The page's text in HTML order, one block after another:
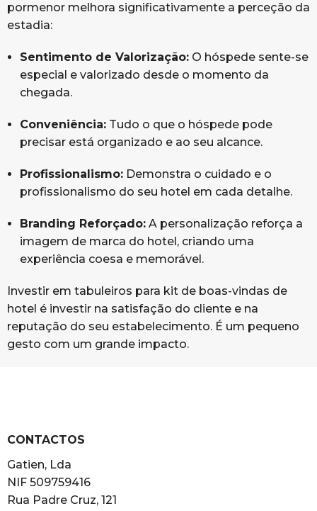
pormenor melhora significativamente a perceção da
estadia:
Sentimento de Valorização:O hóspede sente-se
especial e valorizado desde o momento da
chegada.
Conveniência:Tudo o que o hóspede pode
precisar está organizado e ao seu alcance.
Profissionalismo:Demonstra o cuidado e o
profissionalismo do seu hotel em cada detalhe.
Branding Reforçado:A personalização reforça a
imagem de marca do hotel, criando uma
experiência coesa e memorável.
Investir em tabuleiros para kit de boas-vindas de
hotel é investir na satisfação do cliente e na
reputação do seu estabelecimento. É um pequeno
gesto com um grande impacto.
CONTACTOS
Gatien, Lda
NIF 509759416
Rua Padre Cruz, 121